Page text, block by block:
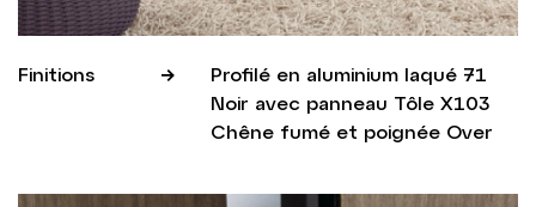
Finitions
Profilé en aluminium laqué 71
Noir avec panneau Tôle X103
Chêne fumé et poignée Over